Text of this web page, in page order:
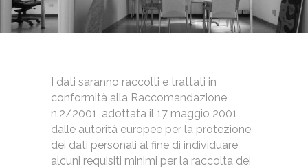
I dati saranno raccolti e trattati in
conformità alla Raccomandazione
n.2/2001, adottata il 17 maggio 2001
dalle autorità europee per la protezione
dei dati personali al fine di individuare
alcuni requisiti minimi per la raccolta dei